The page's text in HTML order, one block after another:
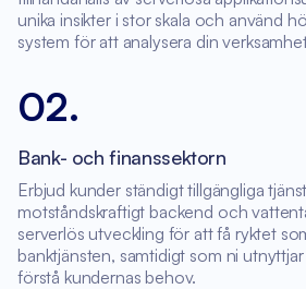
unika insikter i stor skala och använd
system för att analysera din
02.
Bank- och finanssektorn
Erbjud kunder ständigt tillgängliga
motståndskraftigt backend och
serverlös utveckling för att få ryktet
banktjänsten, samtidigt som ni
förstå kundernas behov.